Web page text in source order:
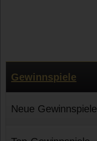
Gewinnspiele
Neue Gewinnspiele